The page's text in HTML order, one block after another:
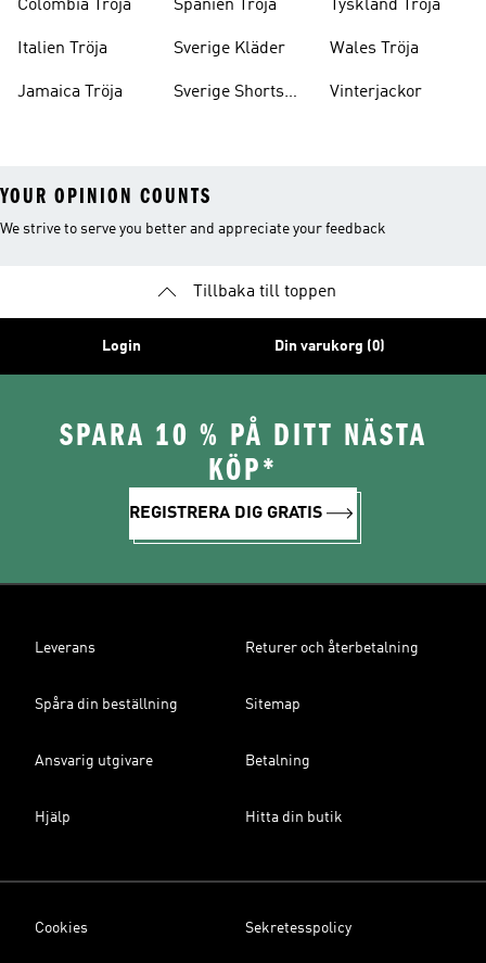
Colombia Tröja
Italien Tröja
Jamaica Tröja
Spanien Tröja
Sverige Kläder
Sverige Shorts
Tyskland Tröja
Wales Tröja
Vinterjackor
YOUR OPINION COUNTS
We strive to serve you better and appreciate your feedback
Tillbaka till toppen
Login Din varukorg (0)
SPARA 10 % PÅ DITT NÄSTA
KÖP*
REGISTRERA DIG GRATIS
Leverans Returer och återbetalning
Spåra din beställning Sitemap
Ansvarig utgivare Betalning
Hjälp Hitta din butik
Cookies Sekretesspolicy